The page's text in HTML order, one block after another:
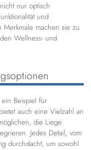
nur optisch
und
machen sie zu
Wellness- und
Beispiel für
auch eine Vielzahl an
die Liege
Jedes Detail, vom
durchdacht, um sowohl